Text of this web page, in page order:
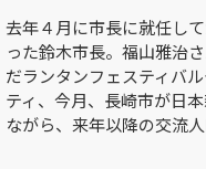
去年４月に市長に就任し
った鈴木市長。福山雅治
だランタンフェスティバ
ティ、今月、長崎市が日
ながら、来年以降の交流